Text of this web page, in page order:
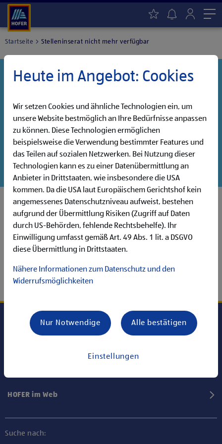
Startseite Stelleninserat nicht mehr verfügbar
haben noch weitere Jobs, die auf dich warten!
Danke für dein Interesse!
Entdecke unsere offenen Jobs oder abonniere deinen
persönlichen Jobalarm:
Jobsuche Jobalarm
HOFER im Web
Suche nach:
Heute im Angebot: Cookies
Wir setzen Cookies und ähnliche Technologien ein, um
unsere Website bestmöglich an Ihre Bedürfnisse anpassen
zu können. Diese Technologien ermöglichen
beispielsweise die Verwendung bestimmter Features und
das Teilen auf sozialen Netzwerken. Bei Nutzung dieser
Technologien kann es zu einer Datenübermittlung an
Anbieter in Drittstaaten, wie insbesondere die USA
kommen. Da die USA laut Europäischem Gerichtshof kein
angemessenes Datenschutzniveau aufweist, bestehen
aufgrund der Übermittlung Risiken (Zugriff auf Daten
durch US-Behörden, fehlende Rechtsbehelfe). Ihr
Einwilligung umfasst gemäß Art. 49 Abs. 1 lit. a DSGVO
diese Übermittlung in Drittstaaten.
Nähere Informationen zum Datenschutz und den
Widerrufsmöglichkeiten
Einstellungen
Nur Notwendige Alle bestätigen